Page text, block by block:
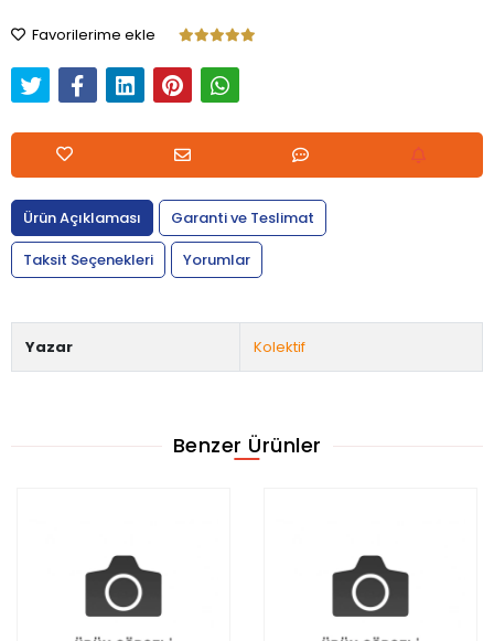
Favorilerime ekle
Ürün Açıklaması
Garanti ve Teslimat
Taksit Seçenekleri
Yorumlar
Yazar Kolektif
Benzer Ürünler